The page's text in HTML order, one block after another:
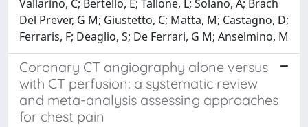
Vallarino, C; Bertello, E; Tallone, L; Solano, A; Brach
Del Prever, G M; Giustetto, C; Matta, M; Castagno, D;
Ferraris, F; Deaglio, S; De Ferrari, G M; Anselmino, M
Coronary CT angiography alone versus
with CT perfusion: a systematic review
and meta-analysis assessing approaches
for chest pain